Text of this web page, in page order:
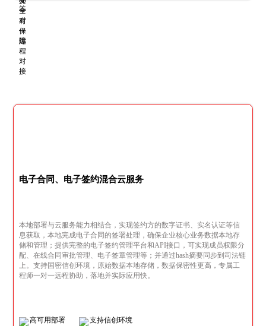
电子合同、电子签约混合云服务
本地部署与云服务能力相结合，实现签约方的数字证书、实名认证等信
息获取，本地完成电子合同的签署处理，确保企业核心业务数据本地存
储和管理；提供完整的电子签约管理平台和API接口，可实现成员权限分
配、在线合同审批管理、电子签章管理等；并通过hash摘要同步到司法链
上。支持国密信创环境，原始数据本地存储，数据保密性更高，专属工
程师一对一远程协助，落地并实际应用快。
高可用部署 支持信创环境